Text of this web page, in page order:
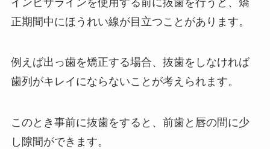
正期間中にほうれい線が目立つことがあります。
例えば出っ歯を矯正する場合、抜歯をしなければ
歯列がキレイにならないことが考えられます。
このとき事前に抜歯をすると、前歯と唇の間に少
し隙間ができます。